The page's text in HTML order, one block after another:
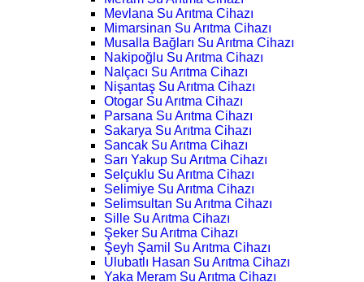
Mevlana Su Arıtma Cihazı
Mimarsinan Su Arıtma Cihazı
Musalla Bağları Su Arıtma Cihazı
Nakipoğlu Su Arıtma Cihazı
Nalçacı Su Arıtma Cihazı
Nişantaş Su Arıtma Cihazı
Otogar Su Arıtma Cihazı
Parsana Su Arıtma Cihazı
Sakarya Su Arıtma Cihazı
Sancak Su Arıtma Cihazı
Sarı Yakup Su Arıtma Cihazı
Selçuklu Su Arıtma Cihazı
Selimiye Su Arıtma Cihazı
Selimsultan Su Arıtma Cihazı
Sille Su Arıtma Cihazı
Şeker Su Arıtma Cihazı
Şeyh Şamil Su Arıtma Cihazı
Ulubatlı Hasan Su Arıtma Cihazı
Yaka Meram Su Arıtma Cihazı